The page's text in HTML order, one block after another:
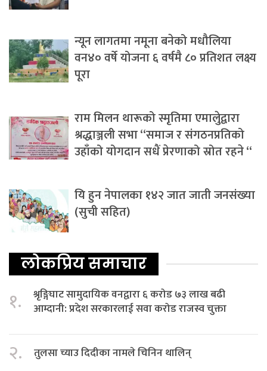
न्यून लागतमा नमूना बनेको मधौलिया
वन४० वर्षे योजना ६ वर्षमै ८० प्रतिशत लक्ष्य
पूरा
राम मिलन थारूको स्मृतिमा एमालेुद्वारा
श्रद्धाञ्जली सभा “समाज र संगठनप्रतिको
उहाँको योगदान सधैं प्रेरणाको स्रोत रहने “
यि हुन नेपालका १४२ जात जाती जनसंख्या
(सुची सहित)
लोकप्रिय समाचार
१.
श्रृङ्गिघाट सामुदायिक वनद्वारा ६ करोड ७३ लाख बढी
आम्दानी: प्रदेश सरकारलाई सवा करोड राजस्व चुक्ता
२. तुलसा च्याउ दिदीका नामले चिनिन थालिन्